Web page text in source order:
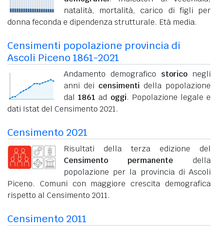
natalità, mortalità, carico di figli per
donna feconda e dipendenza strutturale. Età media.
Censimenti popolazione provincia di
Ascoli Piceno 1861-2021
Andamento demografico storico negli
anni dei censimenti della popolazione
dal1861 ad oggi. Popolazione legale e
dati Istat del Censimento 2021.
Censimento 2021
Risultati della terza edizione del
Censimento permanente della
popolazione per la provincia di Ascoli
Piceno. Comuni con maggiore crescita demografica
rispetto al Censimento 2011.
Censimento 2011